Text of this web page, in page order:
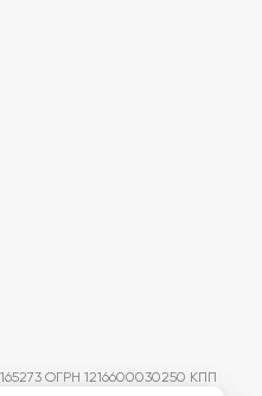
ОГРН 1216600030250 КПП